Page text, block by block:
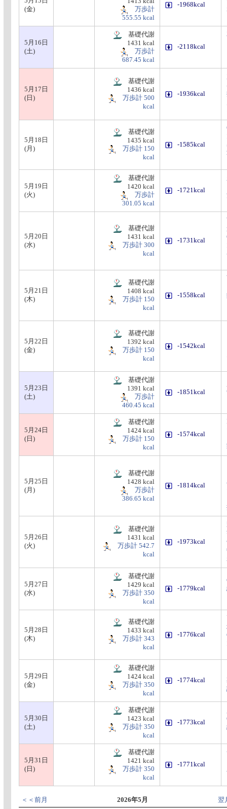
(金)
万歩計
555.55 kcal
-1968kcal
5月16日
(土)
基礎代謝
1431 kcal
万歩計
687.45 kcal
-2118kcal
5月17日
(日)
基礎代謝
1436 kcal
万歩計 500
kcal
-1936kcal
5月18日
(月)
基礎代謝
1435 kcal
万歩計 150
kcal
-1585kcal
5月19日
(火)
基礎代謝
1420 kcal
万歩計
301.05 kcal
-1721kcal
5月20日
(水)
基礎代謝
1431 kcal
万歩計 300
kcal
-1731kcal
5月21日
(木)
基礎代謝
1408 kcal
万歩計 150
kcal
-1558kcal
5月22日
(金)
基礎代謝
1392 kcal
万歩計 150
kcal
-1542kcal
5月23日
(土)
基礎代謝
1391 kcal
万歩計
460.45 kcal
-1851kcal
5月24日
(日)
基礎代謝
1424 kcal
万歩計 150
kcal
-1574kcal
5月25日
(月)
基礎代謝
1428 kcal
万歩計
386.65 kcal
-1814kcal
5月26日
(火)
基礎代謝
1431 kcal
万歩計 542.7
kcal
-1973kcal
5月27日
(水)
基礎代謝
1429 kcal
万歩計 350
kcal
-1779kcal
5月28日
(木)
基礎代謝
1433 kcal
万歩計 343
kcal
-1776kcal
5月29日
(金)
基礎代謝
1424 kcal
万歩計 350
kcal
-1774kcal
5月30日
(土)
基礎代謝
1423 kcal
万歩計 350
kcal
-1773kcal
5月31日
(日)
基礎代謝
1421 kcal
万歩計 350
kcal
-1771kcal
＜＜前月 2026年5月 翌